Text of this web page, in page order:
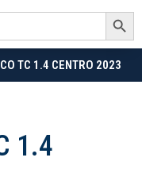
Search Button
TC 1.4 CENTRO 2023
1.4